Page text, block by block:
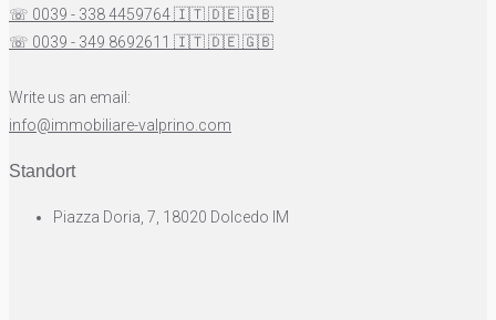
☏ 0039 - 338 4459764🇮🇹🇩🇪🇬🇧
☏ 0039 - 349 8692611 🇮🇹🇩🇪🇬🇧
Write us an email:
info@immobiliare-valprino.com
Standort
Piazza Doria, 7, 18020 Dolcedo IM